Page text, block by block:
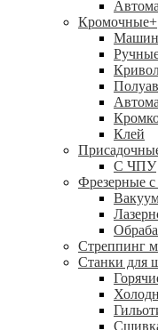
Кромочные+
Клей
С ЧПУ
Фрезерные
Стреппинг
Станки для